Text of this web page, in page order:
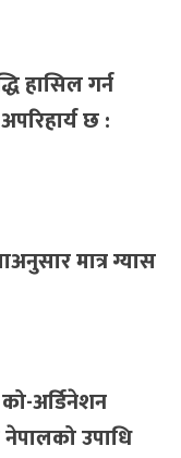
हासिल गर्न
छ :
मात्र ग्यास
अर्डिनेशन
उपाधि